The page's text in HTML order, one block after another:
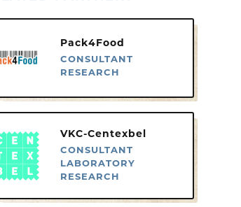
Pack4Food
CONSULTANT
RESEARCH
VKC-Centexbel
CONSULTANT
LABORATORY
RESEARCH